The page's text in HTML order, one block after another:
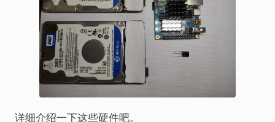
详细介绍一下这些硬件吧。